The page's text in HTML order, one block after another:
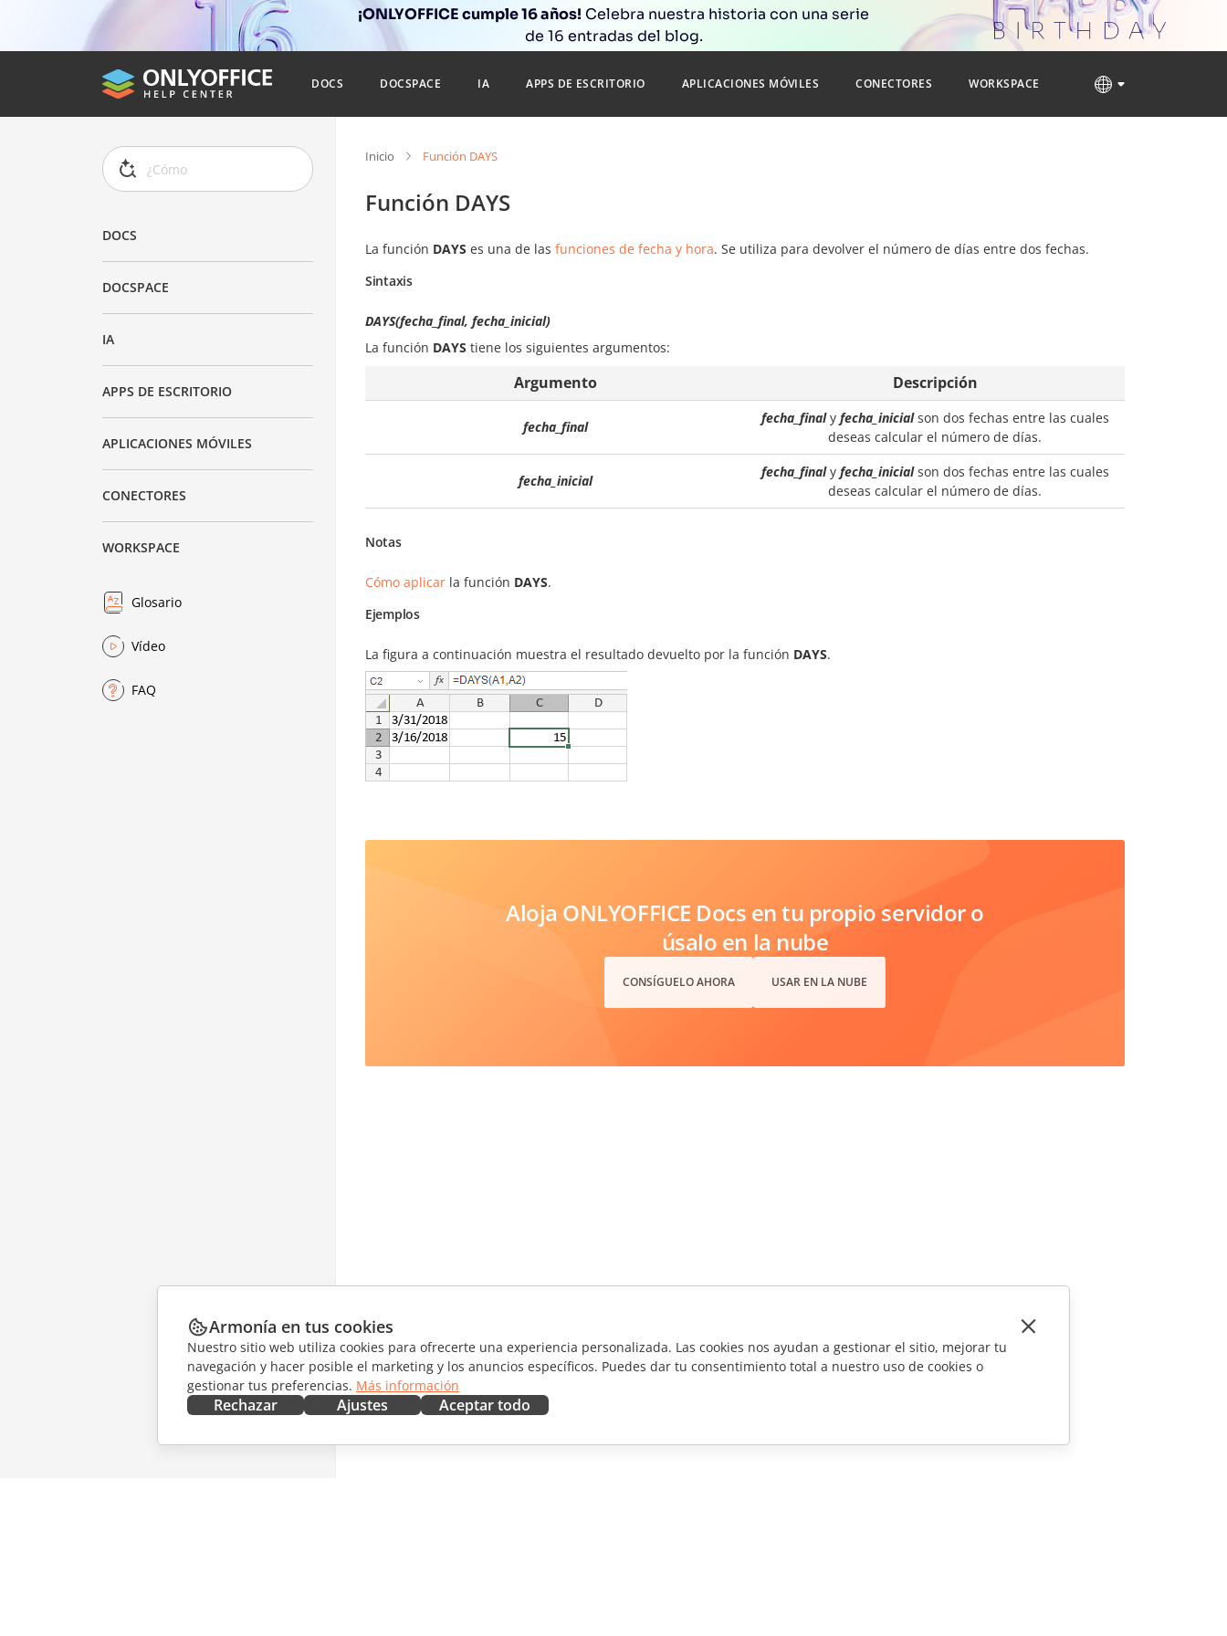
¡ONLYOFFICE cumple 16 años! Celebra nuestra historia con una serie
de 16 entradas del blog.
DOCS DOCSPACE IA APPS DE ESCRITORIO APLICACIONES MÓVILES CONECTORES WORKSPACE
DOCS
DOCSPACE
IA
APPS DE ESCRITORIO
APLICACIONES MÓVILES
CONECTORES
WORKSPACE
Glosario
Vídeo
FAQ
Inicio Función DAYS
Función DAYS
La función DAYS es una de las funciones de fecha y hora. Se utiliza para devolver el número de días entre dos fechas.
Sintaxis
DAYS(fecha_final, fecha_inicial)
La función DAYS tiene los siguientes argumentos:
Argumento Descripción
fecha_final
fecha_finaly fecha_inicialson dos fechas entre las cuales
deseas calcular el número de días.
fecha_inicial
fecha_finaly fecha_inicialson dos fechas entre las cuales
deseas calcular el número de días.
Notas
Cómo aplicar la función DAYS.
Ejemplos
La figura a continuación muestra el resultado devuelto por la función DAYS.
Aloja ONLYOFFICE Docs en tu propio servidor o
úsalo en la nube
CONSÍGUELO AHORA USAR EN LA NUBE
Armonía en tus cookies
Nuestro sitio web utiliza cookies para ofrecerte una experiencia personalizada. Las cookies nos ayudan a gestionar el sitio, mejorar tu
navegación y hacer posible el marketing y los anuncios específicos. Puedes dar tu consentimiento total a nuestro uso de cookies o
gestionar tus preferencias. Más información
Rechazar Ajustes Aceptar todo